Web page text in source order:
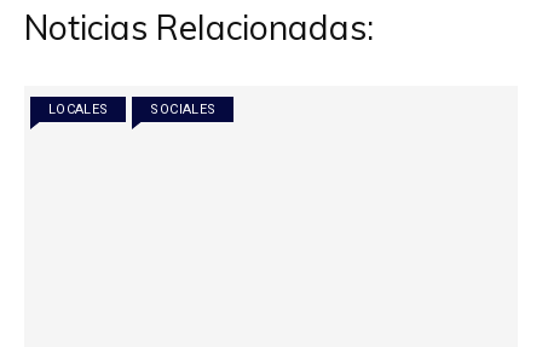
Noticias Relacionadas:
LOCALES SOCIALES